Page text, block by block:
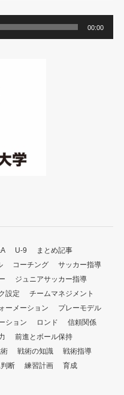
00:00
U-9
まとめ記事
コーチング
サッカー指導
ジュニアサッカー指導
設定
チームマネジメント
ーメーション
プレーモデル
ション ロンド
信頼関係
前進とボール保持
戦術の知識
戦術指導
断 練習計画
育成